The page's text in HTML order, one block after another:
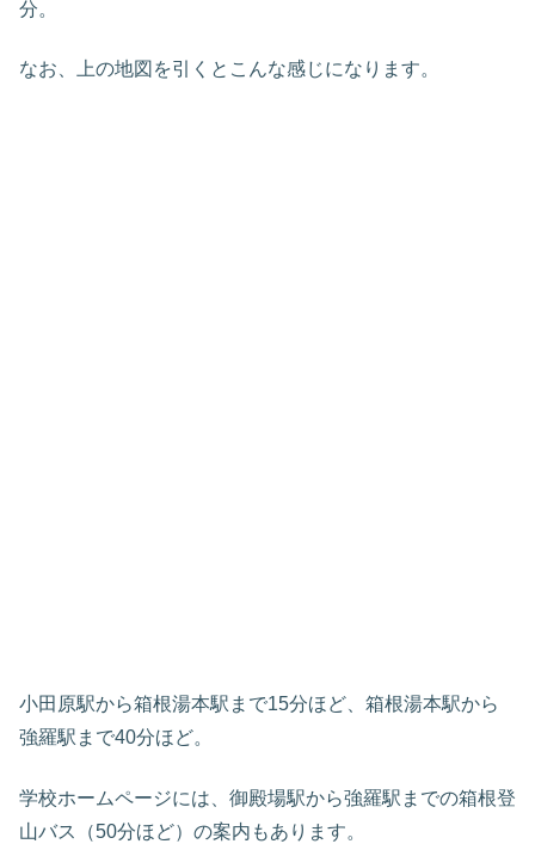
分。
なお、上の地図を引くとこんな感じになります。
小田原駅から箱根湯本駅まで15分ほど、箱根湯本駅から
強羅駅まで40分ほど。
学校ホームページには、御殿場駅から強羅駅までの箱根登
山バス（50分ほど）の案内もあります。